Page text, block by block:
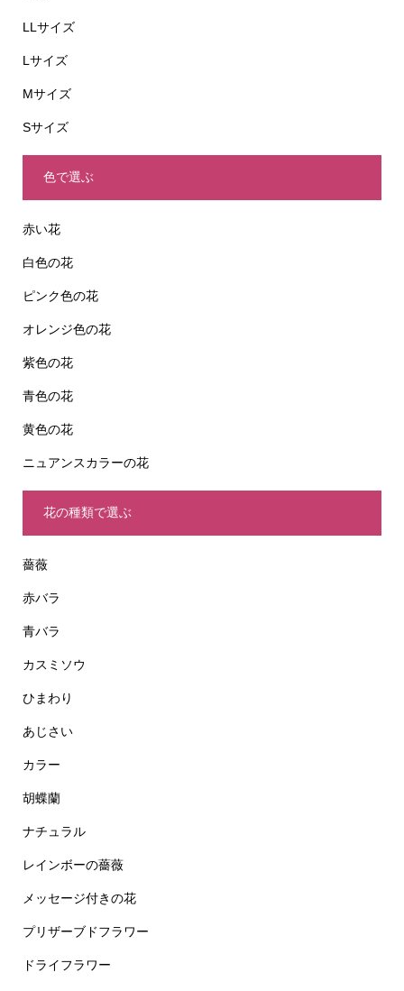
LLサイズ
Lサイズ
Mサイズ
Sサイズ
色で選ぶ
赤い花
白色の花
ピンク色の花
オレンジ色の花
紫色の花
青色の花
黄色の花
ニュアンスカラーの花
花の種類で選ぶ
薔薇
赤バラ
青バラ
カスミソウ
ひまわり
あじさい
カラー
胡蝶蘭
ナチュラル
レインボーの薔薇
メッセージ付きの花
プリザーブドフラワー
ドライフラワー